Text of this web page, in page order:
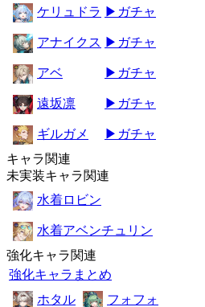
ケリュドラ ▶ガチャ
アナイクス ▶ガチャ
アベ ▶ガチャ
遠坂凛 ▶ガチャ
ギルガメ
▶ガチャ
キャラ関連
未実装キャラ関連
水着ロビン
水着アベンチュリン
強化キャラ関連
強化キャラまとめ
ホタル
フォフォ